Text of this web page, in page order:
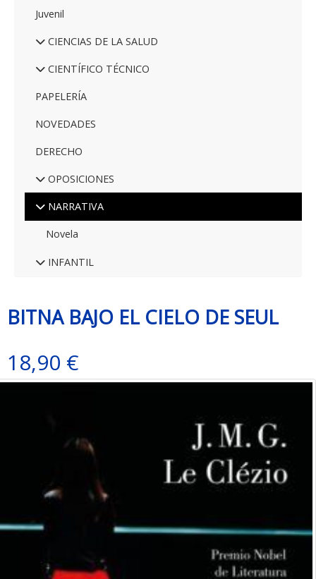
Juvenil
CIENCIAS DE LA SALUD
CIENTÍFICO TÉCNICO
PAPELERÍA
NOVEDADES
DERECHO
OPOSICIONES
NARRATIVA
Novela
INFANTIL
BITNA BAJO EL CIELO DE SEUL
18,90 €